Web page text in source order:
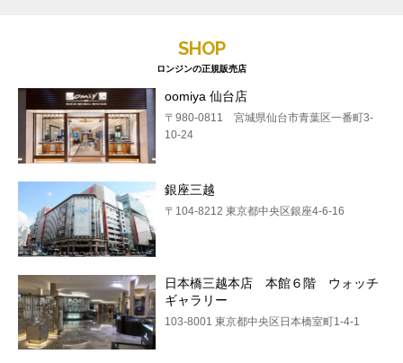
SHOP
ロンジンの正規販売店
oomiya 仙台店
〒980-0811 宮城県仙台市青葉区一番町3-
10-24
銀座三越
〒104-8212 東京都中央区銀座4-6-16
日本橋三越本店 本館６階 ウォッチ
ギャラリー
103-8001 東京都中央区日本橋室町1-4-1